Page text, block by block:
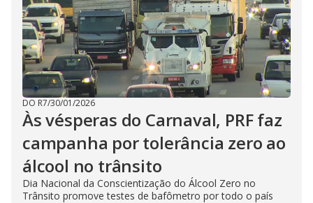
DO R7/30/01/2026
Às vésperas do Carnaval, PRF faz
campanha por tolerância zero ao
álcool no trânsito
Dia Nacional da Conscientização do Álcool Zero no
Trânsito promove testes de bafômetro por todo o país